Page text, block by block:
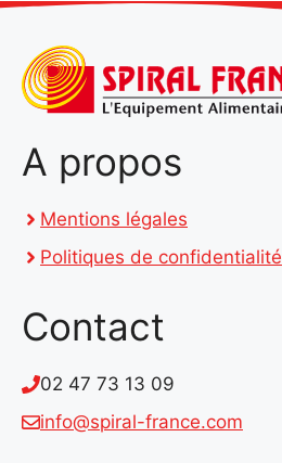
A propos
Mentions légales
Politiques de confidentialité
Contact
02 47 73 13 09
info@spiral-france.com